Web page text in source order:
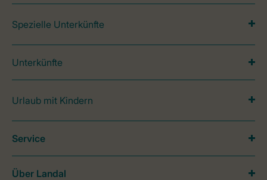
Spezielle Unterkünfte
Unterkünfte
Urlaub mit Kindern
Service
Über Landal